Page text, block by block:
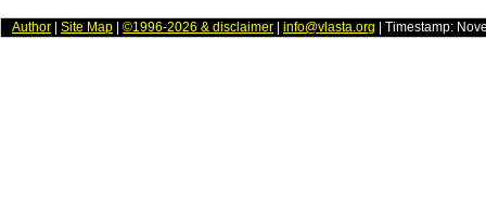
Author Site Map ©1996-2026 & disclaimer info@vlasta.org | Timestamp: